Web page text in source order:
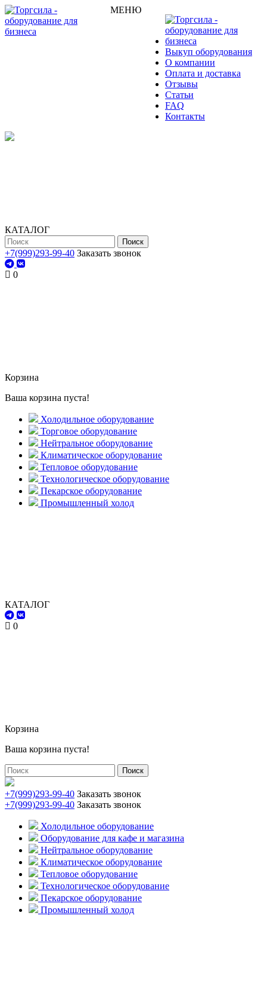
МЕНЮ
Выкуп оборудования
О компании
Оплата и доставка
Отзывы
Статьи
FAQ
Контакты
КАТАЛОГ
Поиск
+7(999)293-99-40 Заказать звонок
0
Корзина
Ваша корзина пуста!
Холодильное оборудование
Торговое оборудование
Нейтральное оборудование
Климатическое оборудование
Тепловое оборудование
Технологическое оборудование
Пекарское оборудование
Промышленный холод
КАТАЛОГ
0
Корзина
Ваша корзина пуста!
Поиск
+7(999)293-99-40 Заказать звонок
+7(999)293-99-40 Заказать звонок
Холодильное оборудование
Оборудование для кафе и магазина
Нейтральное оборудование
Климатическое оборудование
Тепловое оборудование
Технологическое оборудование
Пекарское оборудование
Промышленный холод